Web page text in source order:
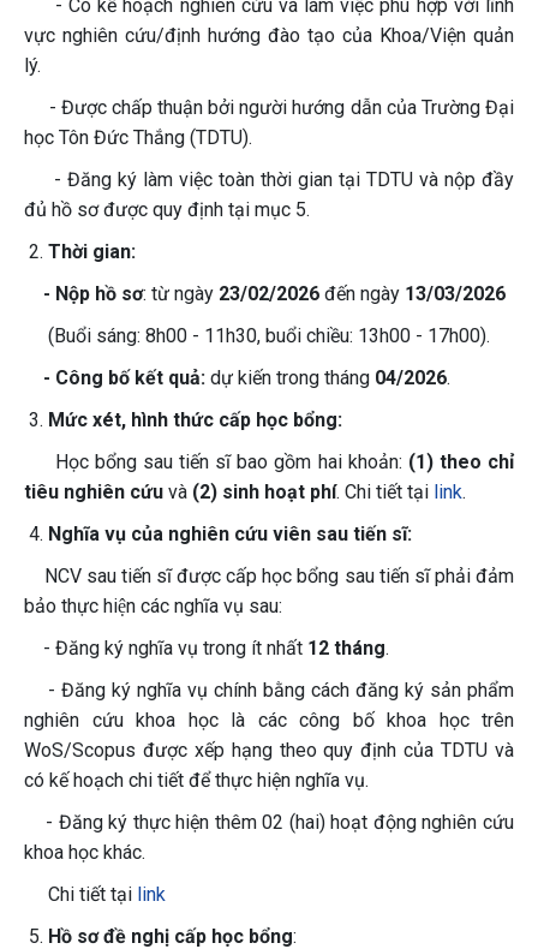
- Có kế hoạch nghiên cứu và làm việc phù hợp với lĩnh
vực nghiên cứu/định hướng đào tạo của Khoa/Viện quản
lý.
- Được chấp thuận bởi người hướng dẫn của Trường Đại
học Tôn Đức Thắng (TDTU).
- Đăng ký làm việc toàn thời gian tại TDTU và nộp đầy
đủ hồ sơ được quy định tại mục 5.
Thời gian:
- Nộp hồ sơ: từ ngày 23/02/2026 đến ngày 13/03/2026
(Buổi sáng: 8h00 - 11h30, buổi chiều: 13h00 - 17h00).
- Công bố kết quả: dự kiến trong tháng 04/2026.
Mức xét, hình thức cấp học bổng:
Học bổng sau tiến sĩ bao gồm hai khoản: (1) theo chỉ
tiêu nghiên cứu và (2) sinh hoạt phí. Chi tiết tại link.
Nghĩa vụ của nghiên cứu viên sau tiến sĩ:
NCV sau tiến sĩ được cấp học bổng sau tiến sĩ phải đảm
bảo thực hiện các nghĩa vụ sau:
- Đăng ký nghĩa vụ trong ít nhất 12 tháng.
- Đăng ký nghĩa vụ chính bằng cách đăng ký sản phẩm
nghiên cứu khoa học là các công bố khoa học trên
WoS/Scopus được xếp hạng theo quy định của TDTU và
có kế hoạch chi tiết để thực hiện nghĩa vụ.
- Đăng ký thực hiện thêm 02 (hai) hoạt động nghiên cứu
khoa học khác.
Chi tiết tại link
Hồ sơ đề nghị cấp học bổng: